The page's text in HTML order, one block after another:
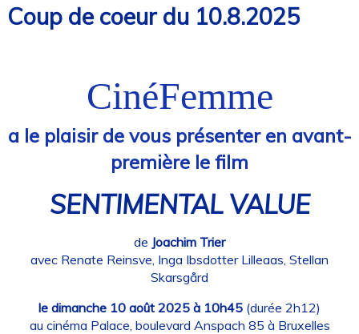
Coup de coeur du 10.8.2025
CinéFemme
a le plaisir de vous présenter en avant-
première le film
SENTIMENTAL VALUE
de Joachim Trier
avec Renate Reinsve, Inga Ibsdotter Lilleaas, Stellan
Skarsgård
le dimanche 10 août 2025 à 10h45 (durée 2h12)
au cinéma Palace, boulevard Anspach 85 à Bruxelles